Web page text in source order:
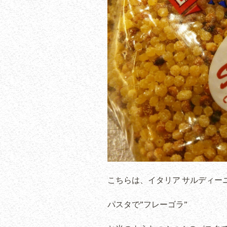
こちらは、イタリア サルディー
パスタで”フレーゴラ”